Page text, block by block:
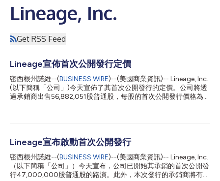
Lineage, Inc.
Get RSS Feed
Lineage宣佈首次公開發行定價
密西根州諾維--(BUSINESS WIRE)--(美國商業資訊)-- Lineage, Inc.
(以下簡稱「公司」)今天宣佈了其首次公開發行的定價。公司將透
過承銷商出售56,882,051股普通股，每股的首次公開發行價格為
除承銷折扣和傭金費用。公司擬將從此次發行中獲得的淨收益用於
項下的未償還借款、就此次發行向某些員工提供一次性現金補助，
進行與股票贈予相關的預估現金扣繳，以及贖回其A系列優先股。
在滿足上述用途之後，公司預計將把剩餘的淨收益用於一般公司用
途，其中可能包括償還其循環信貸額度項下的其他未償還借款。
公司的普通股預計將於2024年7月25日在納斯達克全球精選市場
Lineage宣布啟動首次公開發行
密西根州諾維--(BUSINESS WIRE)--(美國商業資訊)-- Lineage, Inc.
（以下簡稱「公司」）今天宣布，公司已開始其承銷的首次公開發
行47,000,000股普通股的路演。此外，本次發行的承銷商將有